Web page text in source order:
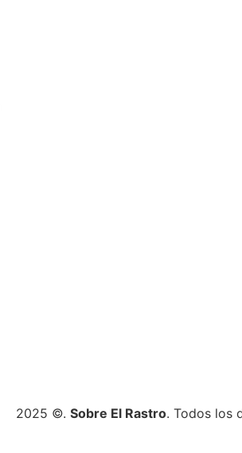
2025 ©. Sobre El Rastro. Todos los